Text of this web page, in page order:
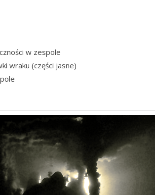
w zespole
wraku (części jasne)